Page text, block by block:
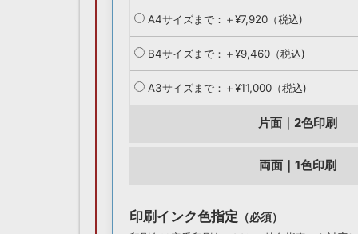
A4サイズまで：＋¥7,920（税込)
B4サイズまで：＋¥9,460（税込)
A3サイズまで：＋¥11,000（税込)
片面｜2色印刷
両面｜1色印刷
印刷インク色指定 （必須）